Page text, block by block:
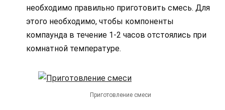
необходимо правильно приготовить смесь. Для
этого необходимо, чтобы компоненты
компаунда в течение 1-2 часов отстоялись при
комнатной температуре.
Приготовление смеси